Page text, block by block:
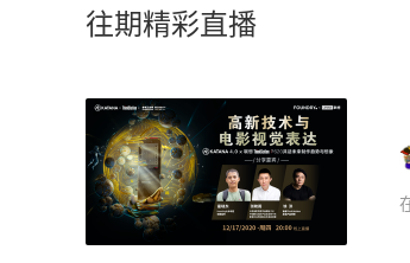
往期精彩直播